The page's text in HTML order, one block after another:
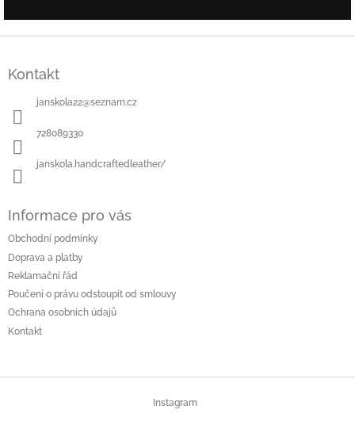
Kontakt
janskola22@seznam.cz
728089330
janskola.handcraftedleather/
Informace pro vás
Obchodní podmínky
Doprava a platby
Reklamační řád
Poučení o právu odstoupit od smlouvy
Ochrana osobních údajů
Kontakt
Instagram